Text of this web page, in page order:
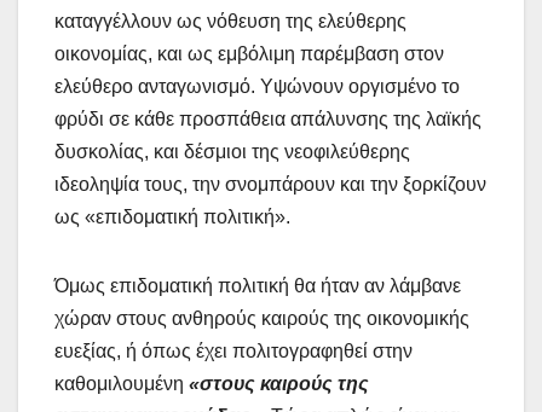
καταγγέλλουν ως νόθευση της ελεύθερης
οικονομίας, και ως εμβόλιμη παρέμβαση στον
ελεύθερο ανταγωνισμό. Υψώνουν οργισμένο το
φρύδι σε κάθε προσπάθεια απάλυνσης της λαϊκής
δυσκολίας, και δέσμιοι της νεοφιλεύθερης
ιδεοληψία τους, την σνομπάρουν και την ξορκίζουν
ως «επιδοματική πολιτική».
Όμως επιδοματική πολιτική θα ήταν αν λάμβανε
χώραν στους ανθηρούς καιρούς της οικονομικής
ευεξίας, ή όπως έχει πολιτογραφηθεί στην
καθομιλουμένη «στους καιρούς της